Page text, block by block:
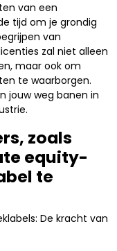
van een
tijd om je grondig
van
zal niet alleen
maar ook om
te waarborgen.
jouw weg banen in
zoals
equity-
te
De kracht van